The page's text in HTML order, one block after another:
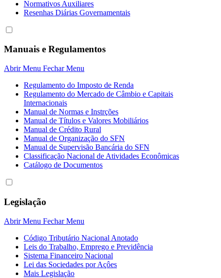
Normativos Auxiliares
Resenhas Diárias Governamentais
Manuais e Regulamentos
Abrir Menu Fechar Menu
Regulamento do Imposto de Renda
Regulamento do Mercado de Câmbio e Capitais
Internacionais
Manual de Normas e Instrções
Manual de Títulos e Valores Mobiliários
Manual de Crédito Rural
Manual de Organização do SFN
Manual de Supervisão Bancária do SFN
Classificação Nacional de Atividades Econômicas
Catálogo de Documentos
Legislação
Abrir Menu Fechar Menu
Código Tributário Nacional Anotado
Leis do Trabalho, Emprego e Previdência
Sistema Financeiro Nacional
Lei das Sociedades por Açôes
Mais Legislação